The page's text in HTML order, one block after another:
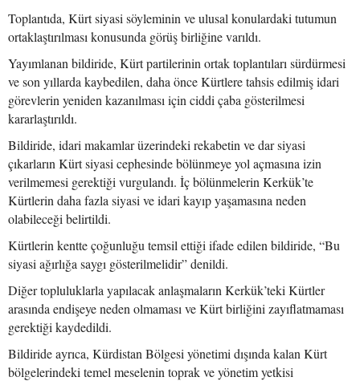
Toplantıda, Kürt siyasi söyleminin ve ulusal konulardaki tutumun
ortaklaştırılması konusunda görüş birliğine varıldı.
Yayımlanan bildiride, Kürt partilerinin ortak toplantıları sürdürmesi
ve son yıllarda kaybedilen, daha önce Kürtlere tahsis edilmiş idari
görevlerin yeniden kazanılması için ciddi çaba gösterilmesi
kararlaştırıldı.
Bildiride, idari makamlar üzerindeki rekabetin ve dar siyasi
çıkarların Kürt siyasi cephesinde bölünmeye yol açmasına izin
verilmemesi gerektiği vurgulandı. İç bölünmelerin Kerkük’te
Kürtlerin daha fazla siyasi ve idari kayıp yaşamasına neden
olabileceği belirtildi.
Kürtlerin kentte çoğunluğu temsil ettiği ifade edilen bildiride, “Bu
siyasi ağırlığa saygı gösterilmelidir” denildi.
Diğer topluluklarla yapılacak anlaşmaların Kerkük’teki Kürtler
arasında endişeye neden olmaması ve Kürt birliğini zayıflatmaması
gerektiği kaydedildi.
Bildiride ayrıca, Kürdistan Bölgesi yönetimi dışında kalan Kürt
bölgelerindeki temel meselenin toprak ve yönetim yetkisi